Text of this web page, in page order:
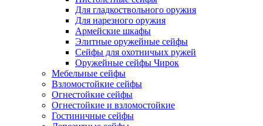
Для гладкоствольного оружия
Для нарезного оружия
Армейские шкафы
Элитные оружейные сейфы
Сейфы для охотничьих ружей
Оружейные сейфы Чирок
Мебельные сейфы
Взломостойкие сейфы
Огнестойкие сейфы
Огнестойкие и взломостойкие
Гостиничные сейфы